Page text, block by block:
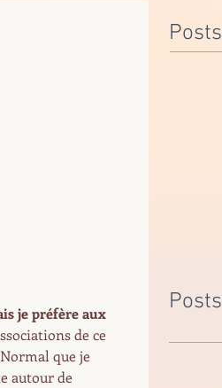
je préfère aux
de ce
que je
autour de